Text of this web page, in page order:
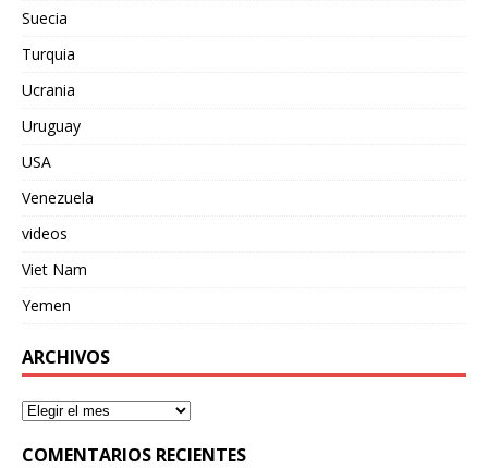
Suecia
Turquia
Ucrania
Uruguay
USA
Venezuela
videos
Viet Nam
Yemen
ARCHIVOS
COMENTARIOS RECIENTES